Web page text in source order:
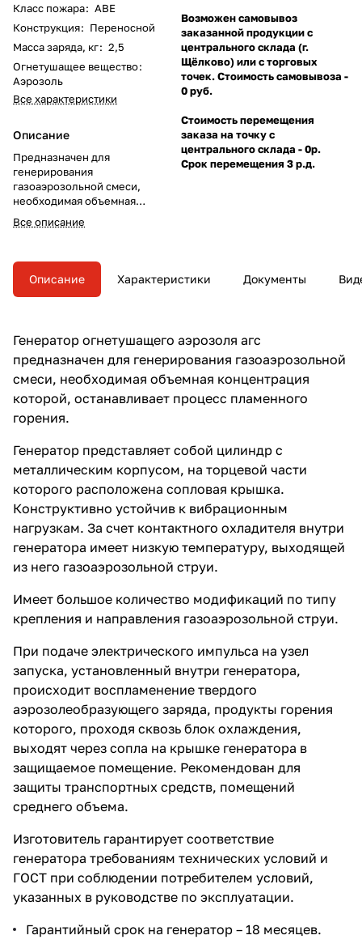
Класс пожара: ABE
Конструкция: Переносной
Масса заряда, кг: 2,5
Огнетушащее вещество:
Аэрозоль
Все характеристики
Описание
Предназначен для
генерирования
газоаэрозольной смеси,
необходимая объемная
концентрация которой
останавливает процесс
Все описание
Возможен самовывоз
заказанной продукции с
центрального склада (г.
Щёлково) или с торговых
точек. Стоимость самовывоза -
0 руб.
Стоимость перемещения
заказа на точку с
центрального склада - 0р.
Срок перемещения 3 р.д.
Описание Характеристики Документы
Генератор огнетушащего аэрозоля агс
предназначен для генерирования газоаэрозольной
смеси, необходимая объемная концентрация
которой, останавливает процесс пламенного
горения.
Генератор представляет собой цилиндр с
металлическим корпусом, на торцевой части
которого расположена сопловая крышка.
Конструктивно устойчив к вибрационным
нагрузкам. За счет контактного охладителя внутри
генератора имеет низкую температуру, выходящей
из него газоаэрозольной струи.
Имеет большое количество модификаций по типу
крепления и направления газоаэрозольной струи.
При подаче электрического импульса на узел
запуска, установленный внутри генератора,
происходит воспламенение твердого
аэрозолеобразующего заряда, продукты горения
которого, проходя сквозь блок охлаждения,
выходят через сопла на крышке генератора в
защищаемое помещение. Рекомендован для
защиты транспортных средств, помещений
среднего объема.
Изготовитель гарантирует соответствие
генератора требованиям технических условий и
ГОСТ при соблюдении потребителем условий,
указанных в руководстве по эксплуатации.
Гарантийный срок на генератор – 18 месяцев.